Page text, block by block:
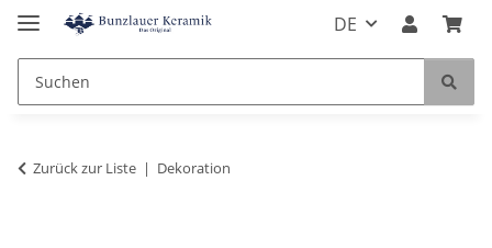
DE
Zurück zur Liste Dekoration